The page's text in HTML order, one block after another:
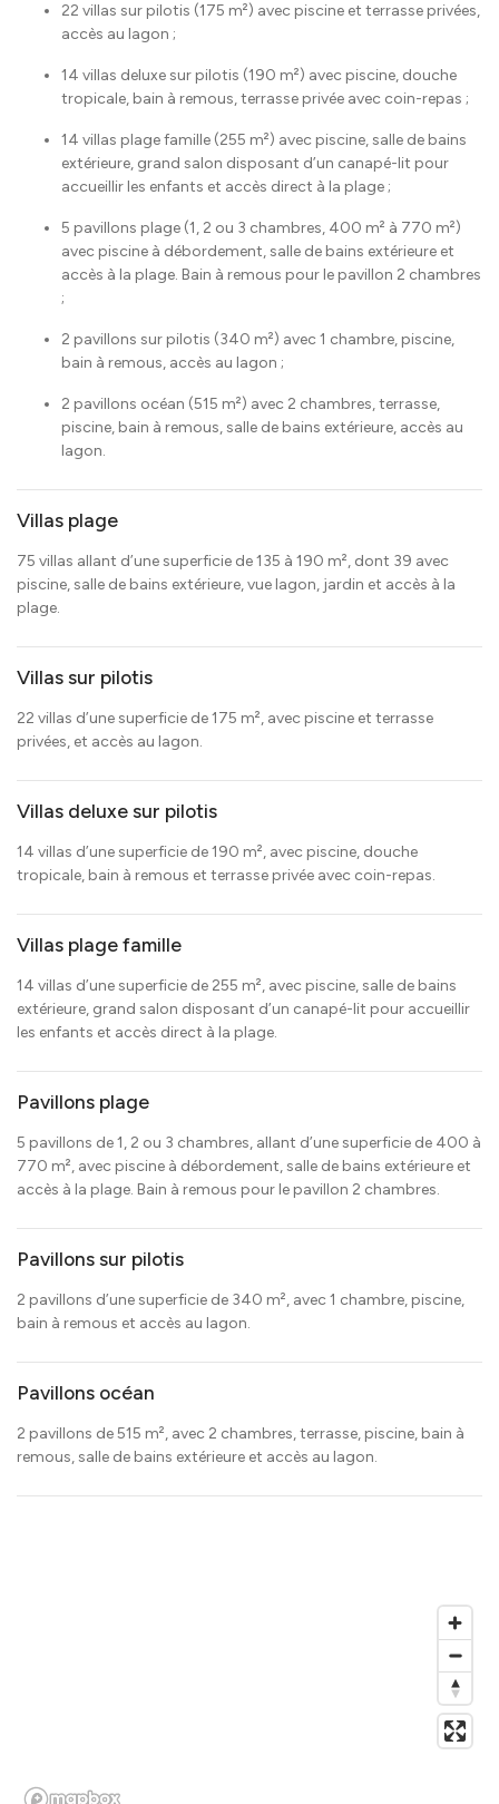
22 villas sur pilotis (175 m²) avec piscine et terrasse privées,
accès au lagon ;
14 villas deluxe sur pilotis (190 m²) avec piscine, douche
tropicale, bain à remous, terrasse privée avec coin-repas ;
14 villas plage famille (255 m²) avec piscine, salle de bains
extérieure, grand salon disposant d’un canapé-lit pour
accueillir les enfants et accès direct à la plage ;
5 pavillons plage (1, 2 ou 3 chambres, 400 m² à 770 m²)
avec piscine à débordement, salle de bains extérieure et
accès à la plage. Bain à remous pour le pavillon 2 chambres
;
2 pavillons sur pilotis (340 m²) avec 1 chambre, piscine,
bain à remous, accès au lagon ;
2 pavillons océan (515 m²) avec 2 chambres, terrasse,
piscine, bain à remous, salle de bains extérieure, accès au
lagon.
Villas plage
75 villas allant d’une superficie de 135 à 190 m², dont 39 avec
piscine, salle de bains extérieure, vue lagon, jardin et accès à la
plage.
Villas sur pilotis
22 villas d’une superficie de 175 m², avec piscine et terrasse
privées, et accès au lagon.
Villas deluxe sur pilotis
14 villas d’une superficie de 190 m², avec piscine, douche
tropicale, bain à remous et terrasse privée avec coin-repas.
Villas plage famille
14 villas d’une superficie de 255 m², avec piscine, salle de bains
extérieure, grand salon disposant d’un canapé-lit pour accueillir
les enfants et accès direct à la plage.
Pavillons plage
5 pavillons de 1, 2 ou 3 chambres, allant d’une superficie de 400 à
770 m², avec piscine à débordement, salle de bains extérieure et
accès à la plage. Bain à remous pour le pavillon 2 chambres.
Pavillons sur pilotis
2 pavillons d’une superficie de 340 m², avec 1 chambre, piscine,
bain à remous et accès au lagon.
Pavillons océan
2 pavillons de 515 m², avec 2 chambres, terrasse, piscine, bain à
remous, salle de bains extérieure et accès au lagon.